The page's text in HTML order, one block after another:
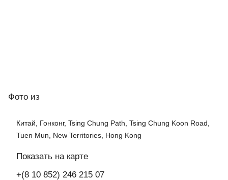
Фото из
Китай, Гонконг, Tsing Chung Path, Tsing Chung Koon Road,
Tuen Mun, New Territories, Hong Kong
Показать на карте
+(8 10 852) 246 215 07